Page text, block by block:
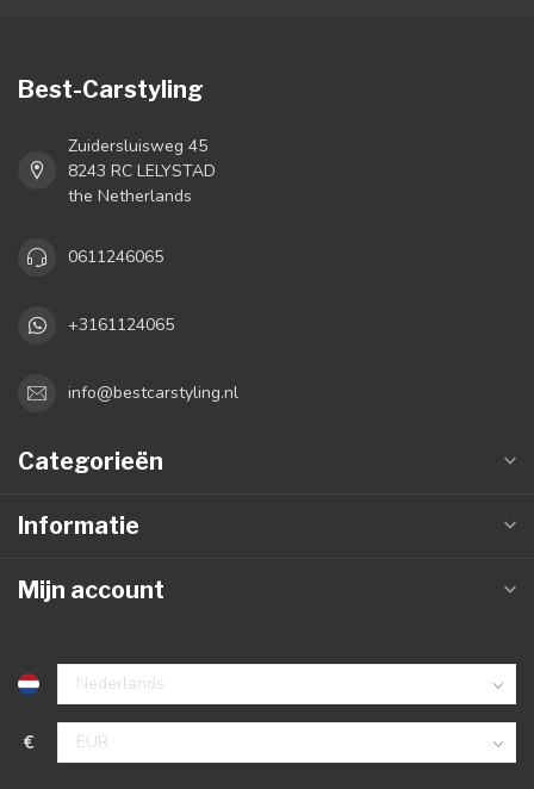
Best-Carstyling
Zuidersluisweg 45
8243 RC LELYSTAD
the Netherlands
0611246065
+3161124065
info@bestcarstyling.nl
Categorieën
Informatie
Mijn account
€